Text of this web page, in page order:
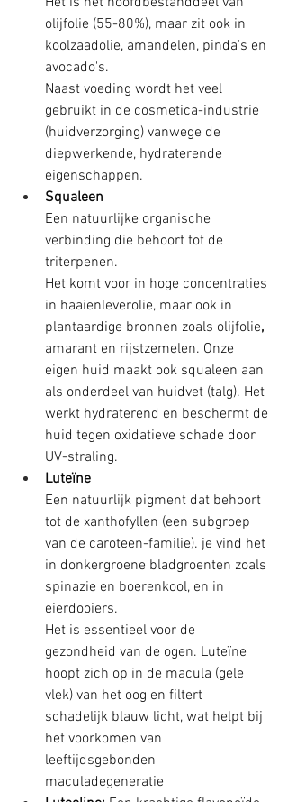
olijfolie (55-80%), maar zit ook in
koolzaadolie, amandelen, pinda's en
avocado's.
Naast voeding wordt het veel
gebruikt in de cosmetica-industrie
(huidverzorging) vanwege de
diepwerkende, hydraterende
eigenschappen.
Squaleen
Een natuurlijke organische
verbinding die behoort tot de
triterpenen.
Het komt voor in hoge concentraties
in haaienleverolie, maar ook in
plantaardige bronnen zoals olijfolie,
amarant en rijstzemelen. Onze
eigen huid maakt ook squaleen aan
als onderdeel van huidvet (talg). Het
werkt hydraterend en beschermt de
huid tegen oxidatieve schade door
UV-straling.
Luteïne
Een natuurlijk pigment dat behoort
tot de xanthofyllen (een subgroep
van de caroteen-familie). je vind het
in donkergroene bladgroenten zoals
spinazie en boerenkool, en in
eierdooiers.
Het is essentieel voor de
gezondheid van de ogen. Luteïne
hoopt zich op in de macula (gele
vlek) van het oog en filtert
schadelijk blauw licht, wat helpt bij
het voorkomen van
leeftijdsgebonden
maculadegeneratie